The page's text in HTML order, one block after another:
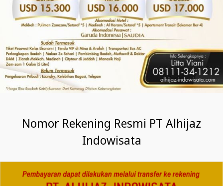
Nomor Rekening Resmi PT Alhijaz
Indowisata